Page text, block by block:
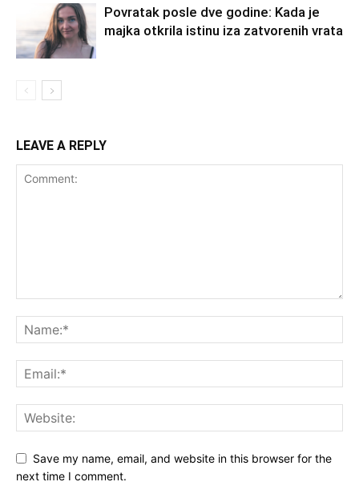
Povratak posle dve godine: Kada je
majka otkrila istinu iza zatvorenih vrata
LEAVE A REPLY
Save my name, email, and website in this browser for the
next time I comment.